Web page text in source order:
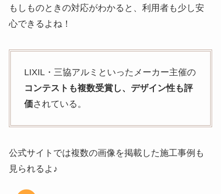
もしものときの対応がわかると、利用者も少し安
心できるよね！
LIXIL・三協アルミといったメーカー主催の
コンテストも複数受賞し、デザイン性も評
価されている。
公式サイトでは複数の画像を掲載した施工事例も
見られるよ♪